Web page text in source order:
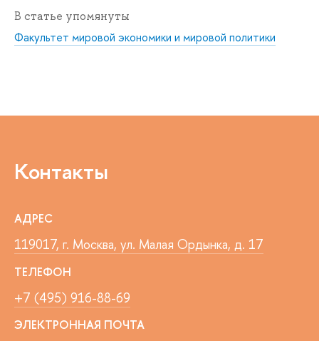
В статье упомянуты
Факультет мировой экономики и мировой политики
Контакты
АДРЕС
119017, г. Москва, ул. Малая Ордынка, д. 17
ТЕЛЕФОН
+7 (495) 916-88-69
ЭЛЕКТРОННАЯ ПОЧТА